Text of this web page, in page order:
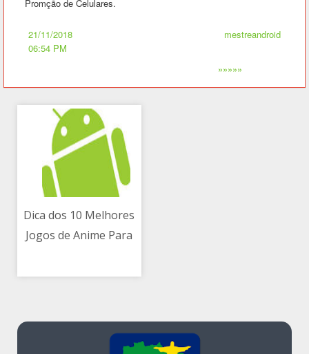
Promção de Celulares.
21/11/2018
06:54 PM
mestreandroid
»»»»»
Dica dos 10 Melhores
Jogos de Anime Para